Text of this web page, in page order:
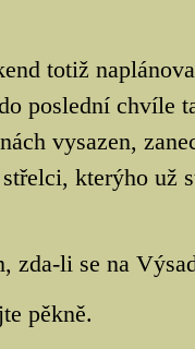
totiž
poslední chvíle
vysazen,
kterýho už
zda-li se na
pěkně.